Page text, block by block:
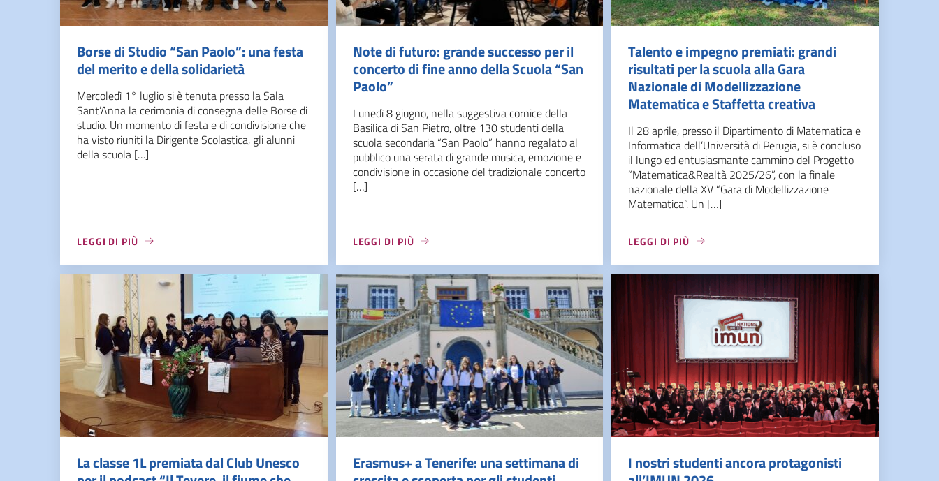
Borse di Studio “San Paolo”: una festa
del merito e della solidarietà
Mercoledì 1° luglio si è tenuta presso la Sala
Sant’Anna la cerimonia di consegna delle Borse di
studio. Un momento di festa e di condivisione che
ha visto riuniti la Dirigente Scolastica, gli alunni
della scuola […]
LEGGI DI PIÙ
Note di futuro: grande successo per il
concerto di fine anno della Scuola “San
Paolo”
Lunedì 8 giugno, nella suggestiva cornice della
Basilica di San Pietro, oltre 130 studenti della
scuola secondaria “San Paolo” hanno regalato al
pubblico una serata di grande musica, emozione e
condivisione in occasione del tradizionale concerto
[…]
LEGGI DI PIÙ
Talento e impegno premiati: grandi
risultati per la scuola alla Gara
Nazionale di Modellizzazione
Matematica e Staffetta creativa
Il 28 aprile, presso il Dipartimento di Matematica e
Informatica dell’Università di Perugia, si è concluso
il lungo ed entusiasmante cammino del Progetto
“Matematica&Realtà 2025/26”, con la finale
nazionale della XV “Gara di Modellizzazione
Matematica”. Un […]
LEGGI DI PIÙ
La classe 1L premiata dal Club Unesco
Erasmus+ a Tenerife: una settimana di
I nostri studenti ancora protagonisti